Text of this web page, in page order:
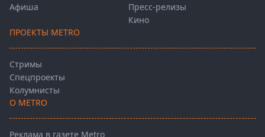
Афиша
Пресс-релизы
Кино
ПРОЕКТЫ METRO
Стримы
Спецпроекты
Колумнисты
О METRO
Реклама в газете Metro